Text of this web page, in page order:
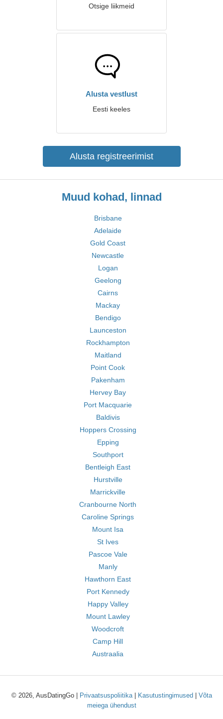
Otsige liikmeid
Alusta vestlust
Eesti keeles
Alusta registreerimist
Muud kohad, linnad
Brisbane
Adelaide
Gold Coast
Newcastle
Logan
Geelong
Cairns
Mackay
Bendigo
Launceston
Rockhampton
Maitland
Point Cook
Pakenham
Hervey Bay
Port Macquarie
Baldivis
Hoppers Crossing
Epping
Southport
Bentleigh East
Hurstville
Marrickville
Cranbourne North
Caroline Springs
Mount Isa
St Ives
Pascoe Vale
Manly
Hawthorn East
Port Kennedy
Happy Valley
Mount Lawley
Woodcroft
Camp Hill
Austraalia
© 2026, AusDatingGo | Privaatsuspoliitika| Kasutustingimused
Võta
meiega ühendust